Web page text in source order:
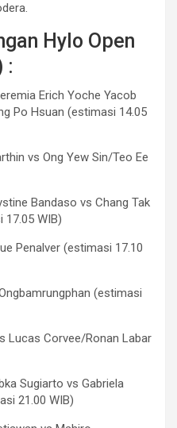
Hylo Open
:
Erich Yoche Yacob
Po Hsuan (estimasi 14.05
vs Ong Yew Sin/Teo Ee
Bandaso vs Chang Tak
17.05 WIB)
Penalver (estimasi 17.10
(estimasi
Lucas Corvee/Ronan Labar
Sugiarto vs Gabriela
21.00 WIB)